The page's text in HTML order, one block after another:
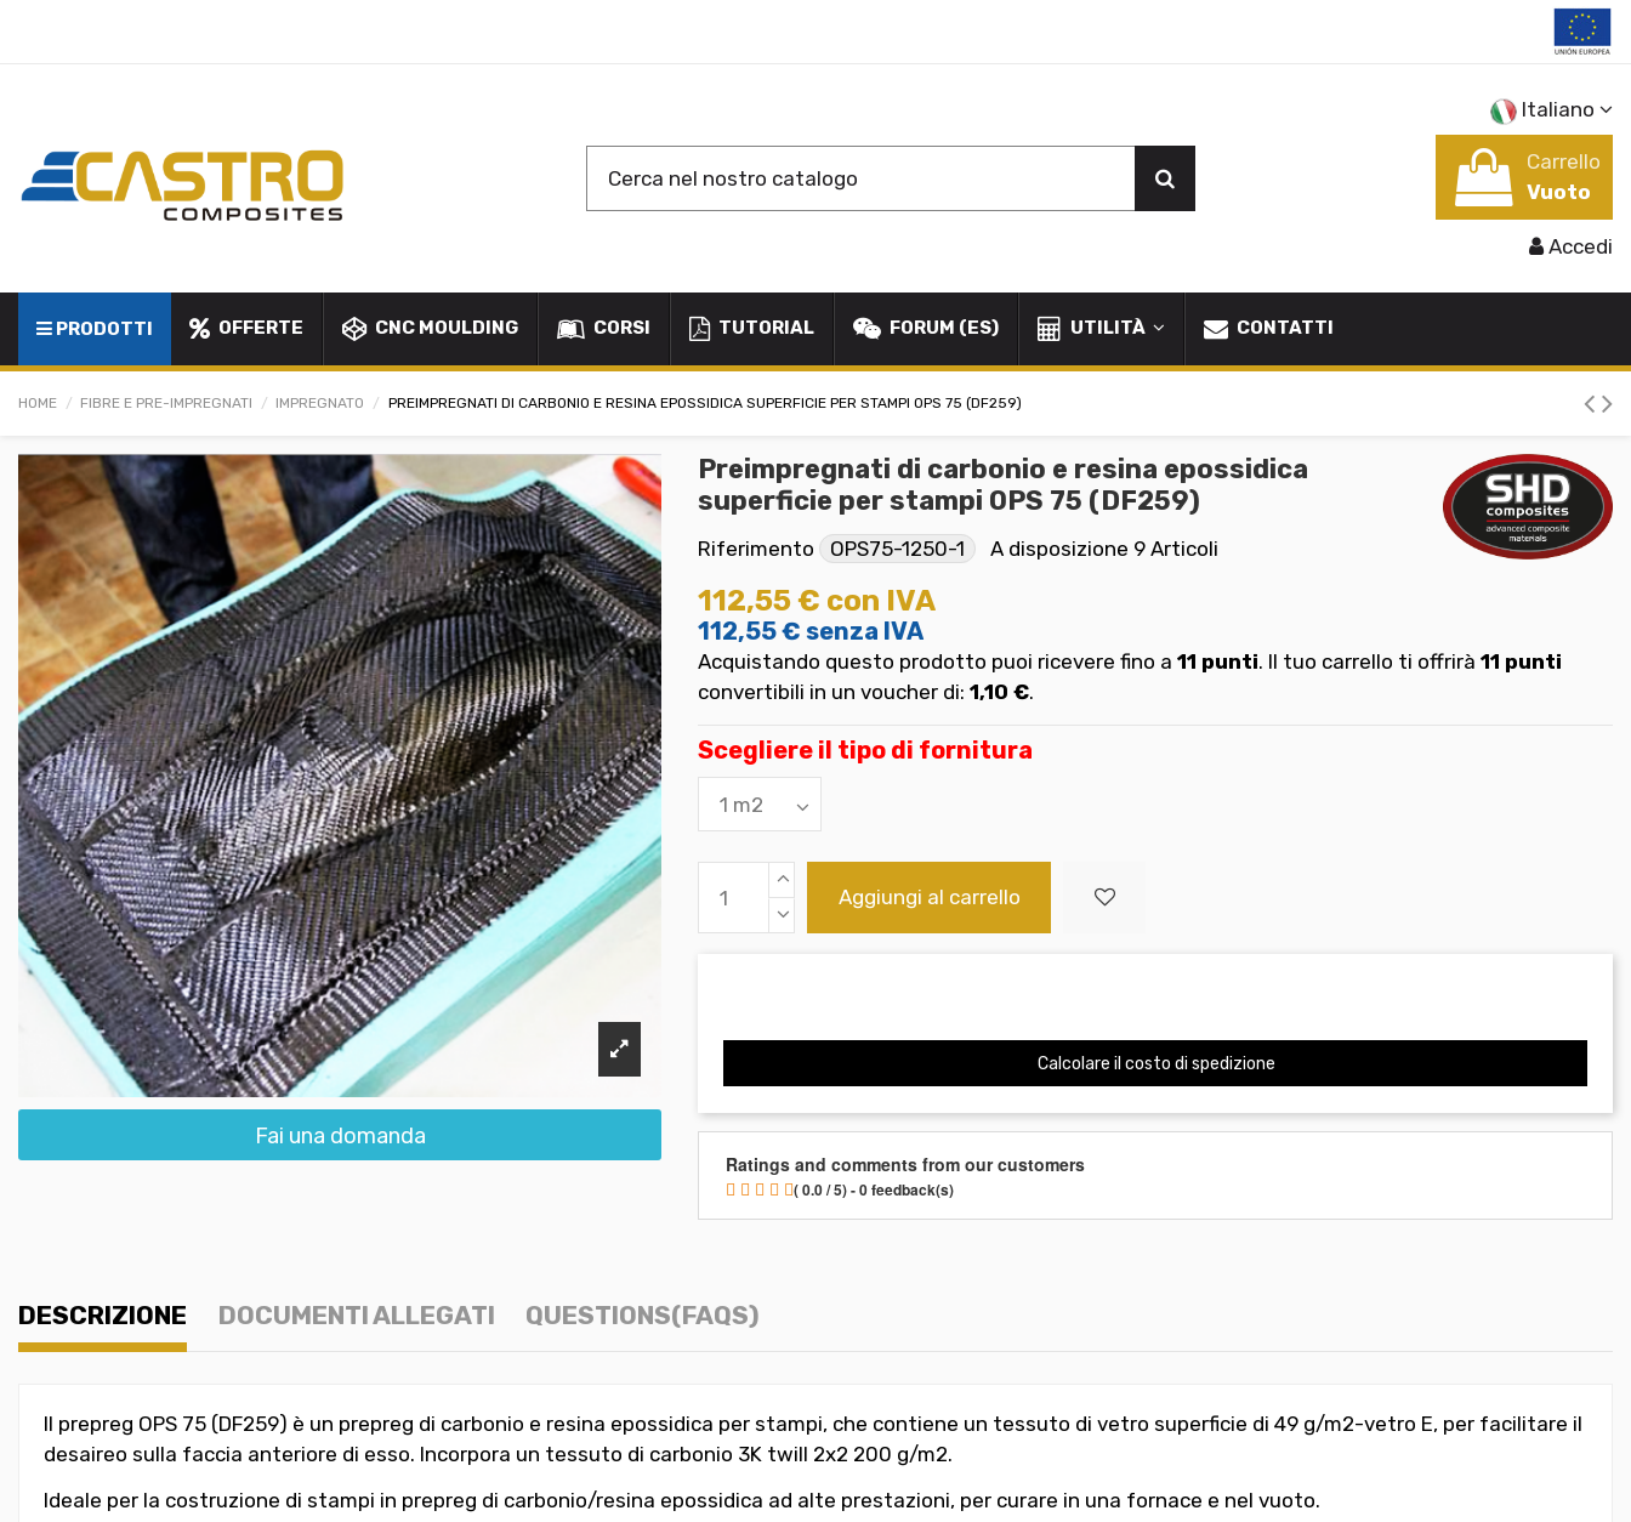
Italiano
Carrello
Vuoto
Accedi
PRODOTTI OFFERTE CNC MOULDING CORSI TUTORIAL FORUM (ES) UTILITÀ CONTATTI
HOME FIBRE E PRE-IMPREGNATI IMPREGNATO PREIMPREGNATI DI CARBONIO E RESINA EPOSSIDICA SUPERFICIE PER STAMPI OPS 75 (DF259)
Fai una domanda
Preimpregnati di carbonio e resina epossidica
superficie per stampi OPS 75 (DF259)
Riferimento OPS75-1250-1 A disposizione 9 Articoli
112,55 € con IVA
112,55 € senza IVA
Acquistando questo prodotto puoi ricevere fino a 11 punti. Il tuo carrello ti offrirà 11 punti
convertibili in un voucher di: 1,10 €.
Scegliere il tipo di fornitura
Aggiungi al carrello
Calcolare il costo di spedizione
Ratings and comments from our customers
( 0.0 / 5) - 0 feedback(s)
DESCRIZIONE DOCUMENTI ALLEGATI QUESTIONS(FAQS)
Il prepreg OPS 75 (DF259) è un prepreg di carbonio e resina epossidica per stampi, che contiene un tessuto di vetro superficie di 49 g/m2-vetro E, per facilitare il
desaireo sulla faccia anteriore di esso. Incorpora un tessuto di carbonio 3K twill 2x2 200 g/m2.
Ideale per la costruzione di stampi in prepreg di carbonio/resina epossidica ad alte prestazioni, per curare in una fornace e nel vuoto.